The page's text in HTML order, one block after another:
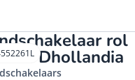
rol
Dhollandia